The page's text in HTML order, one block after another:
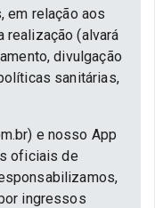
em relação aos
realização (alvará
divulgação
sanitárias,
e nosso App
oficiais de
ingressos